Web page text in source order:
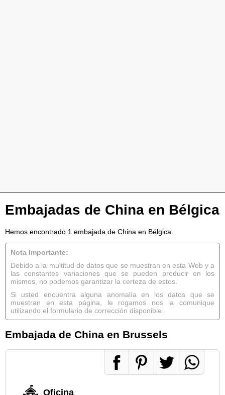
Embajadas de China en Bélgica
Hemos encontrado 1 embajada de China en Bélgica.
Nota Importante:
Debido a la multitud de datos que se muestran en esta Web y a
las constantes variaciones que se pueden producir en los
mismos, no podemos garantizar la certeza de estos.
Si usted encuentra alguna anomalía en los datos que se
muestran en esta página, le rogamos nos la comunique
utilizando el formulario de corrección disponible.
Embajada de China en Brussels
Oficina